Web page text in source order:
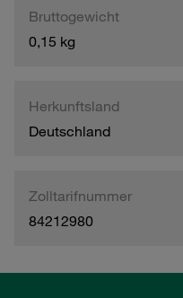
Bruttogewicht
0,15 kg
Herkunftsland
Deutschland
Zolltarifnummer
84212980